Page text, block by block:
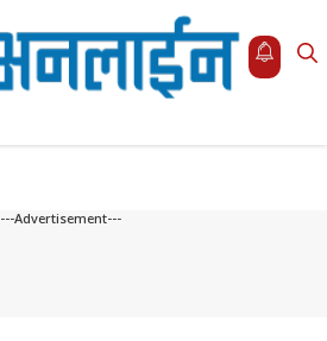
---Advertisement---